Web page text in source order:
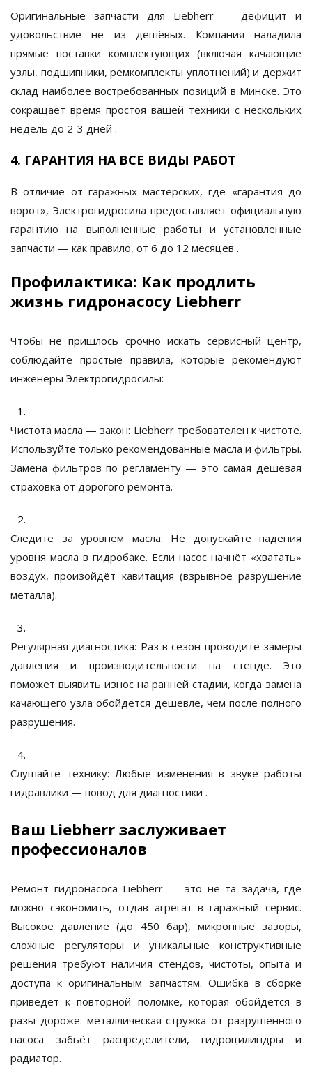
Оригинальные запчасти для Liebherr — дефицит и
удовольствие не из дешёвых. Компания наладила
прямые поставки комплектующих (включая качающие
узлы, подшипники, ремкомплекты уплотнений) и держит
склад наиболее востребованных позиций в Минске. Это
сокращает время простоя вашей техники с нескольких
недель до 2-3 дней .
4. ГАРАНТИЯ НА ВСЕ ВИДЫ РАБОТ
В отличие от гаражных мастерских, где «гарантия до
ворот», Электрогидросила предоставляет официальную
гарантию на выполненные работы и установленные
запчасти — как правило, от 6 до 12 месяцев .
Профилактика: Как продлить
жизнь гидронасосу Liebherr
Чтобы не пришлось срочно искать сервисный центр,
соблюдайте простые правила, которые рекомендуют
инженеры Электрогидросилы:
Чистота масла — закон: Liebherr требователен к чистоте.
Используйте только рекомендованные масла и фильтры.
Замена фильтров по регламенту — это самая дешёвая
страховка от дорогого ремонта.
Следите за уровнем масла: Не допускайте падения
уровня масла в гидробаке. Если насос начнёт «хватать»
воздух, произойдёт кавитация (взрывное разрушение
металла).
Регулярная диагностика: Раз в сезон проводите замеры
давления и производительности на стенде. Это
поможет выявить износ на ранней стадии, когда замена
качающего узла обойдётся дешевле, чем после полного
разрушения.
Слушайте технику: Любые изменения в звуке работы
гидравлики — повод для диагностики .
Ваш Liebherr заслуживает
профессионалов
Ремонт гидронасоса Liebherr — это не та задача, где
можно сэкономить, отдав агрегат в гаражный сервис.
Высокое давление (до 450 бар), микронные зазоры,
сложные регуляторы и уникальные конструктивные
решения требуют наличия стендов, чистоты, опыта и
доступа к оригинальным запчастям. Ошибка в сборке
приведёт к повторной поломке, которая обойдётся в
разы дороже: металлическая стружка от разрушенного
насоса забьёт распределители, гидроцилиндры и
радиатор.